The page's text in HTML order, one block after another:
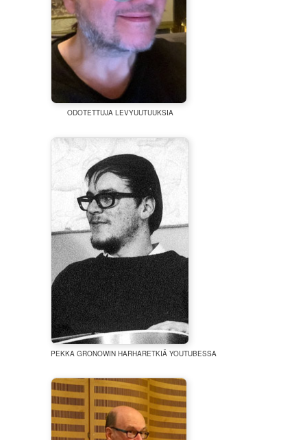
ODOTETTUJA LEVYUUTUUKSIA
PEKKA GRONOWIN HARHARETKIÄ YOUTUBESSA